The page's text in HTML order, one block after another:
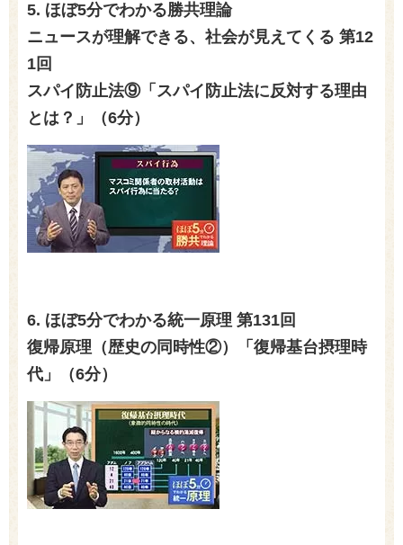
5. ほぼ5分でわかる勝共理論
ニュースが理解できる、社会が見えてくる 第12
1回
スパイ防止法⑨「スパイ防止法に反対する理由
とは？」（6分）
6. ほぼ5分でわかる統一原理 第131回
復帰原理（歴史の同時性②）「復帰基台摂理時
代」（6分）